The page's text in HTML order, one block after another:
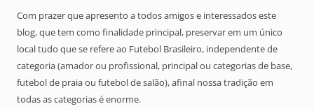
Com prazer que apresento a todos amigos e interessados este
blog, que tem como finalidade principal, preservar em um único
local tudo que se refere ao Futebol Brasileiro, independente de
categoria (amador ou profissional, principal ou categorias de base,
futebol de praia ou futebol de salão), afinal nossa tradição em
todas as categorias é enorme.